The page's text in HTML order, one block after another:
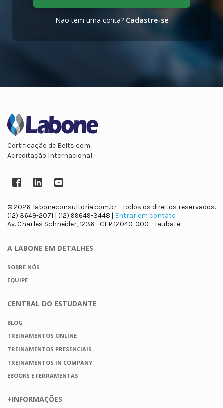
Não tem uma conta? Cadastre-se
Certificação de Belts com
Acreditação Internacional
Facebook
LinkedInYouTube
© 2026. laboneconsultoria.com.br - Todos os direitos reservados.
(12) 3649-2071 | (12) 99649-3448 | Entrar em contato
Av. Charles Schneider, 1236 - CEP 12040-000 - Taubaté
A LABONE EM DETALHES
SOBRE NÓS
EQUIPE
CENTRAL DO ESTUDANTE
BLOG
TREINAMENTOS ONLINE
TREINAMENTOS PRESENCIAIS
TREINAMENTOS IN COMPANY
EBOOKS E FERRAMENTAS
+INFORMAÇÕES